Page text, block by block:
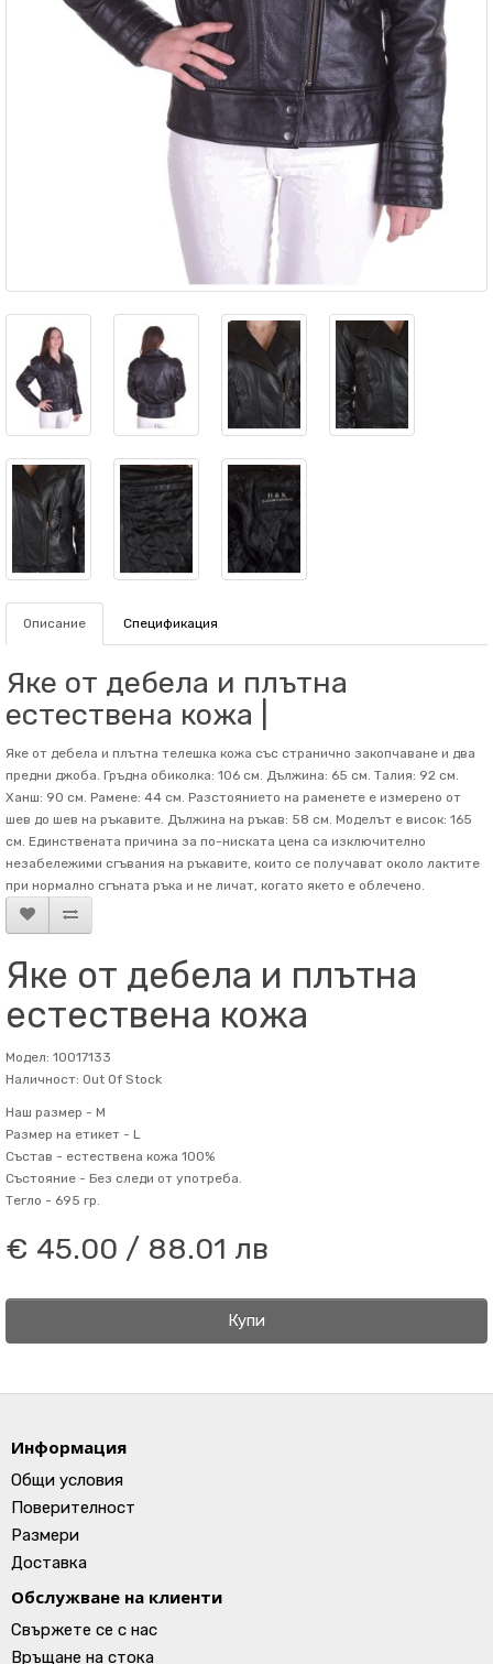
Описание Спецификация
Яке от дебела и плътна
естествена кожа |
Яке от дебела и плътна телешка кожа със странично закопчаване и два
предни джоба. Гръдна обиколка: 106 см. Дължина: 65 см. Талия: 92 см.
Ханш: 90 см. Рамене: 44 см. Разстоянието на раменете е измерено от
шев до шев на ръкавите. Дължина на ръкав: 58 см. Mоделът е висок: 165
см. Единствената причина за по-ниската цена са изключително
незабележими сгъвания на ръкавите, които се получават около лактите
при нормално сгъната ръка и не личат, когато якето е облечено.
Яке от дебела и плътна
естествена кожа
Модел: 10017133
Наличност: Out Of Stock
Наш размер - M
Размер на етикет - L
Състав - естествена кожа 100%
Състояние - Без следи от употреба.
Тегло - 695 гр.
€ 45.00 / 88.01 лв
Купи
Информация
Общи условия
Поверителност
Размери
Доставка
Обслужване на клиенти
Свържете се с нас
Връщане на стока